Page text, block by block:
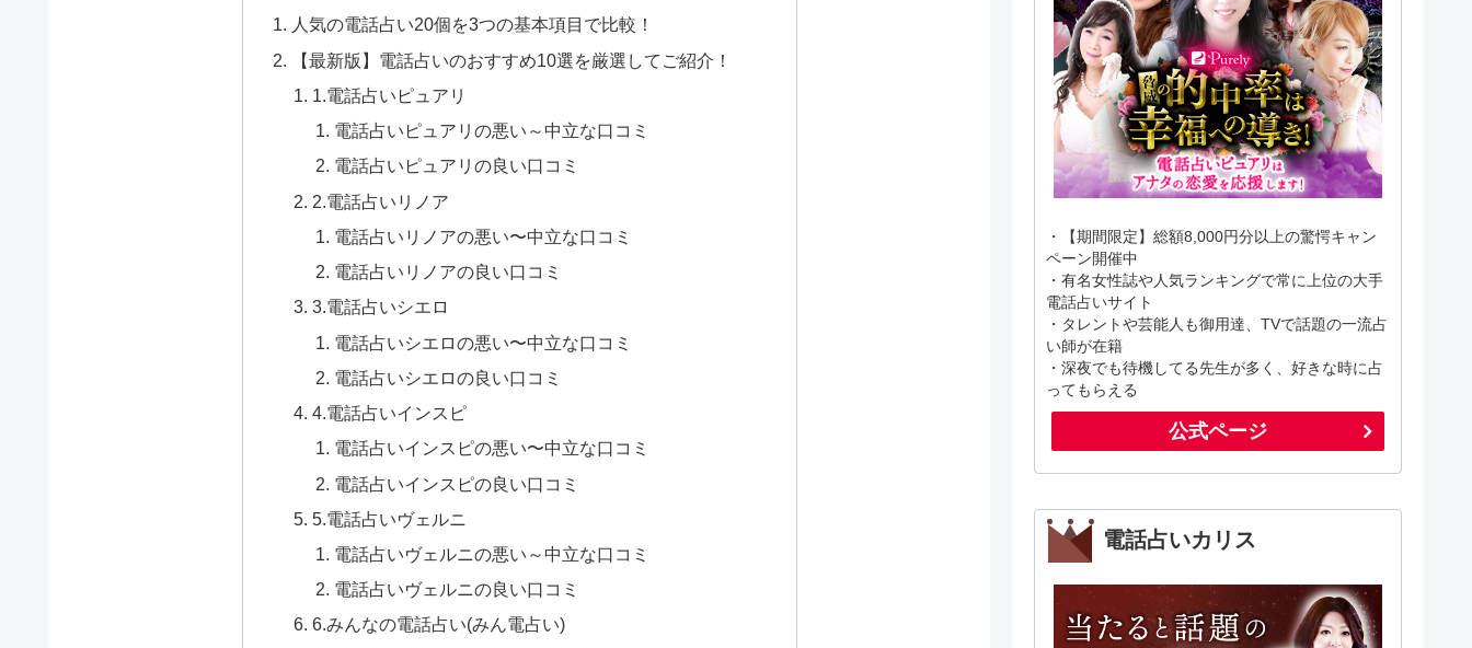
人気の電話占い20個を3つの基本項目で比較！
【最新版】電話占いのおすすめ10選を厳選してご紹介！
1.電話占いピュアリ
電話占いピュアリの悪い～中立な口コミ
電話占いピュアリの良い口コミ
2.電話占いリノア
電話占いリノアの悪い〜中立な口コミ
電話占いリノアの良い口コミ
3.電話占いシエロ
電話占いシエロの悪い〜中立な口コミ
電話占いシエロの良い口コミ
4.電話占いインスピ
電話占いインスピの悪い〜中立な口コミ
電話占いインスピの良い口コミ
5.電話占いヴェルニ
電話占いヴェルニの悪い～中立な口コミ
電話占いヴェルニの良い口コミ
6.みんなの電話占い(みん電占い)
・【期間限定】総額8,000円分以上の驚愕キャン
ペーン開催中
・有名女性誌や人気ランキングで常に上位の大手
電話占いサイト
・タレントや芸能人も御用達、TVで話題の一流占
い師が在籍
・深夜でも待機してる先生が多く、好きな時に占
ってもらえる
公式ページ
電話占いカリス